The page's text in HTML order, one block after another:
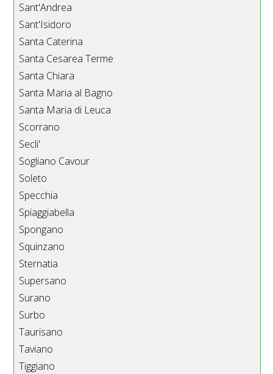
Sant'Andrea
Sant'Isidoro
Santa Caterina
Santa Cesarea Terme
Santa Chiara
Santa Maria al Bagno
Santa Maria di Leuca
Scorrano
Secli'
Sogliano Cavour
Soleto
Specchia
Spiaggiabella
Spongano
Squinzano
Sternatia
Supersano
Surano
Surbo
Taurisano
Taviano
Tiggiano